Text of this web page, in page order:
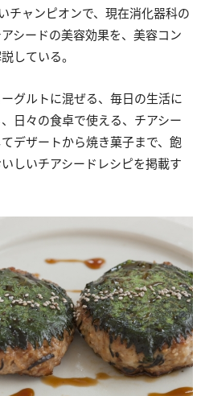
チャンピオンで、現在消化器科の
シードの美容効果を、美容コン
している。
グルトに混ぜる、毎日の生活に
日々の食卓で使える、チアシー
デザートから焼き菓子まで、飽
しいチアシードレシピを掲載す